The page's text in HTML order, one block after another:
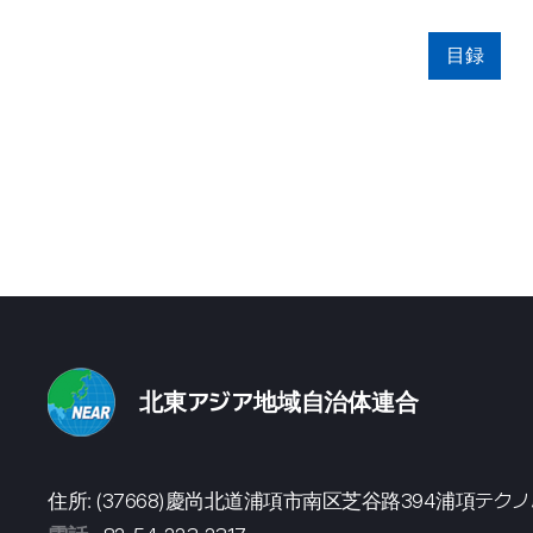
目録
北東アジア地域自治体連合
住所: (37668)慶尚北道浦項市南区芝谷路394浦項テク